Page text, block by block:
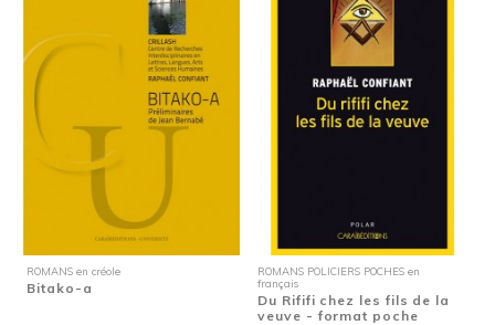
ROMANS en créole
Bitako-a
ROMANS POLICIERS POCHES en
français
Du Rififi chez les fils de la
veuve - format poche